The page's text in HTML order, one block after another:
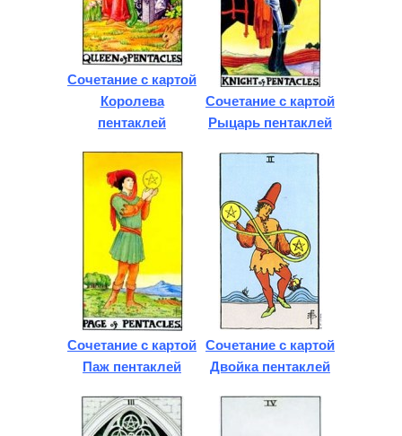
Сочетание с картой
Королева
пентаклей
Сочетание с картой
Рыцарь пентаклей
Сочетание с картой
Паж пентаклей
Сочетание с картой
Двойка пентаклей